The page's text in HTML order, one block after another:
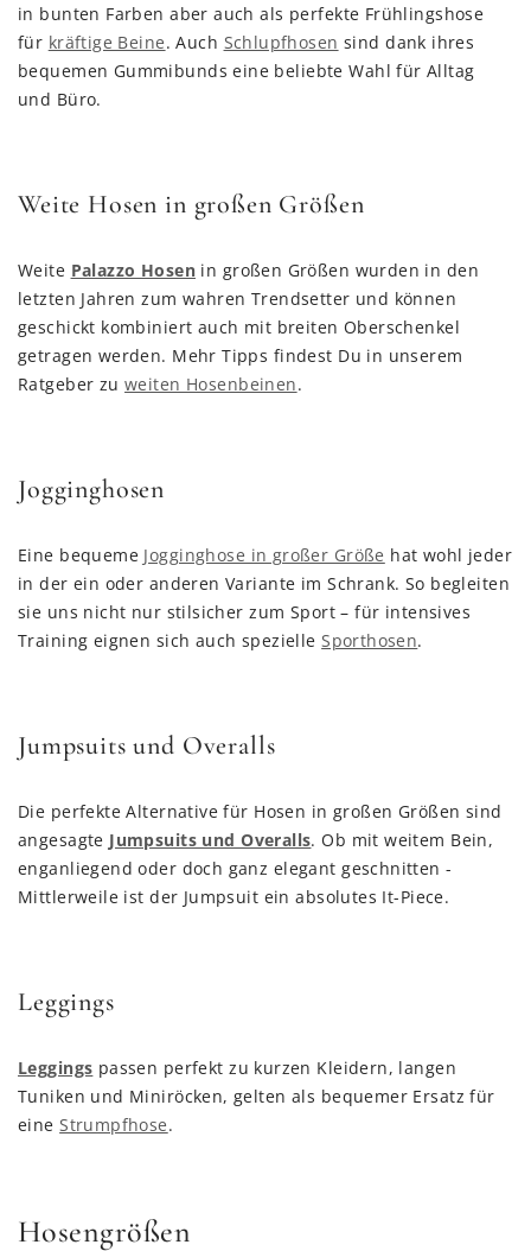
in bunten Farben aber auch als perfekte Frühlingshose
für kräftige Beine. Auch Schlupfhosen sind dank ihres
bequemen Gummibunds eine beliebte Wahl für Alltag
und Büro.
Weite Hosen in großen Größen
Weite Palazzo Hosen in großen Größen wurden in den
letzten Jahren zum wahren Trendsetter und können
geschickt kombiniert auch mit breiten Oberschenkel
getragen werden. Mehr Tipps findest Du in unserem
Ratgeber zuweiten Hosenbeinen.
Jogginghosen
Eine bequeme Jogginghose in großer Größe hat wohl jeder
in der ein oder anderen Variante im Schrank. So begleiten
sie uns nicht nur stilsicher zum Sport – für intensives
Training eignen sich auch spezielleSporthosen.
Jumpsuits und Overalls
Die perfekte Alternative für Hosen in großen Größen sind
angesagte Jumpsuits und Overalls. Ob mit weitem Bein,
enganliegend oder doch ganz elegant geschnitten -
Mittlerweile ist der Jumpsuit ein absolutes It-Piece.
Leggings
Leggings passen perfekt zu kurzen Kleidern, langen
Tuniken und Miniröcken, gelten als bequemer Ersatz für
eineStrumpfhose.
Hosengrößen